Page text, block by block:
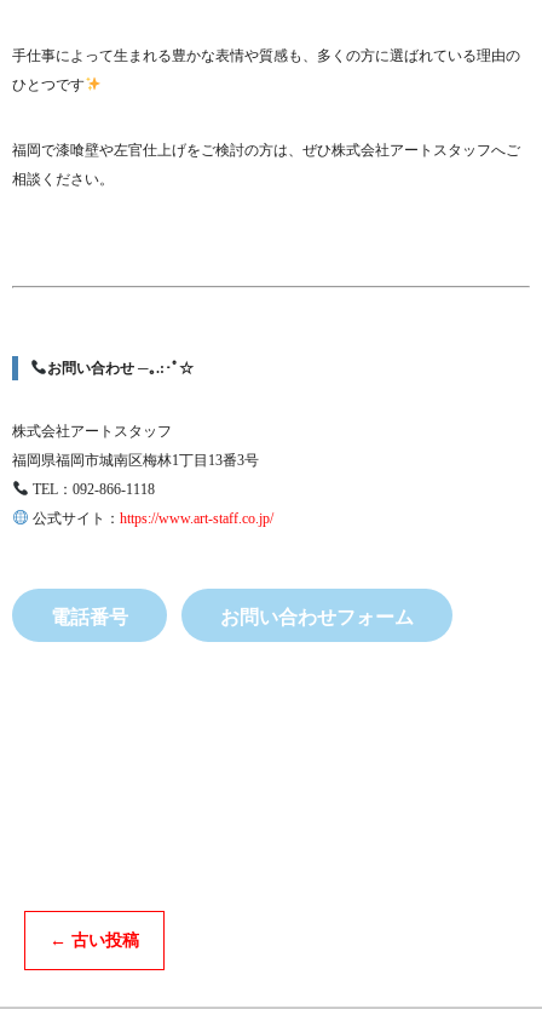
手仕事によって生まれる豊かな表情や質感も、多くの方に選ばれている理由の
ひとつです
福岡で漆喰壁や左官仕上げをご検討の方は、ぜひ株式会社アートスタッフへご
相談ください。
お問い合わせ ─｡.:･ﾟ☆
株式会社アートスタッフ
福岡県福岡市城南区梅林1丁目13番3号
TEL：092-866-1118
公式サイト： https://www.art-staff.co.jp/
電話番号 お問い合わせフォーム
← 古い投稿